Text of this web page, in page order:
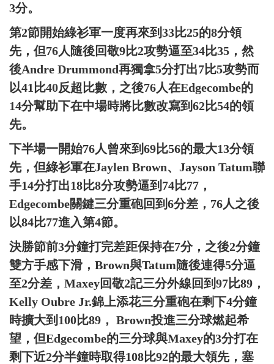
3分。
第2節開始綠衫軍一度再來到33比25的8分領
先，但76人隨後回敬9比2攻勢逼至34比35，然
後Andre Drummond再獨拿5分打出7比5攻勢而
以41比40反超比數，之後76人在Edgecombe的
14分幫助下在中場時將比數改寫到62比54的領
先。
下半場一開始76人曾來到69比56的最大13分領
先，但綠衫軍在Jaylen Brown、Jayson Tatum聯
手14分打出18比8分攻勢逼到74比77，
Edgecombe關鍵三分重砲回到6分差，76人之後
以84比77進入第4節。
決勝節前3分鐘打完差距保持在7分，之後2分鐘
雙方手感下滑，Brown與Tatum隨後連得5分逼
至2分差，Maxey回敬2記三分外線回到97比89，
Kelly Oubre Jr.錦上添花三分重砲在剩下4分鐘
時擴大到100比89， Brown投進三分球燃起希
望，但Edgecombe的三分球與Maxey的3分打在
剩下近2分半鐘時取得108比92的最大領先，塞